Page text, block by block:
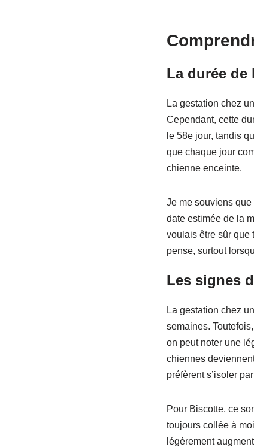
La durée
La gestation chez
Cependant, cette
le 58e jour, tandis
que chaque jour
chienne enceinte.
Je me souviens
date estimée de la
voulais être sûr que
pense, surtout
Les signes
La gestation chez
semaines.
on peut noter une
chiennes
préfèrent s’isoler
Pour Biscotte, ce
toujours collée à
légèrement